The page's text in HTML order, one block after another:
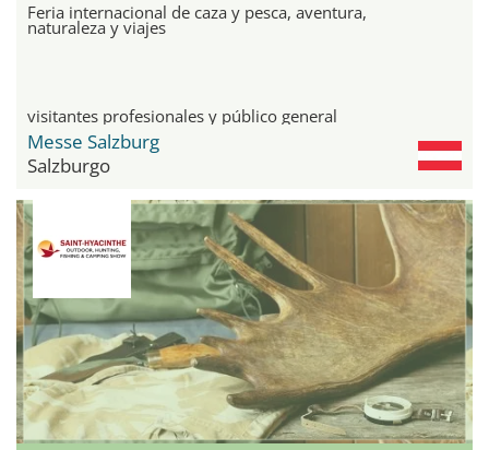
Feria internacional de caza y pesca, aventura,
naturaleza y viajes
visitantes profesionales y público general
Messe Salzburg
Salzburgo